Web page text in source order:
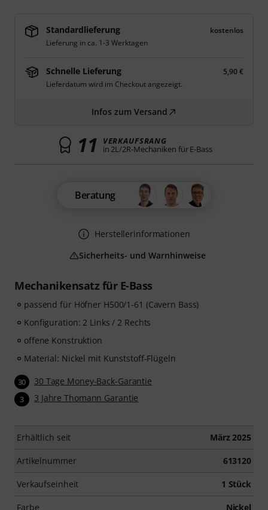
Mechanikensatz für E-Bass
passend für Höfner H500/1-61 (Cavern Bass)
Konfiguration: 2 Links / 2 Rechts
offene Konstruktion
Material: Nickel mit Kunststoff-Flügeln
30 30 Tage Money-Back-Garantie
3 3 Jahre Thomann Garantie
Erhältlich seit März 2025
Artikelnummer 613120
Verkaufseinheit 1 Stück
Farbe Nickel
Standardlieferung
kostenlos
Lieferung in ca. 1-3 Werktagen
Schnelle Lieferung
5,90 €
Lieferdatum wird im Checkout angezeigt.
Infos zum Versand
11 VERKAUFSRANG
in 2L/2R-Mechaniken für E-Bass
Beratung
Herstellerinformationen
Sicherheits- und Warnhinweise